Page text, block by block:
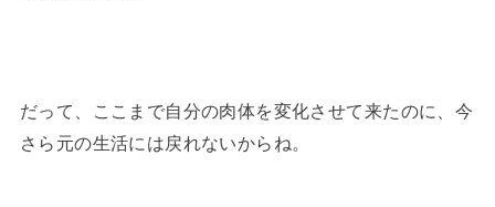
だって、ここまで自分の肉体を変化させて来たのに、今
さら元の生活には戻れないからね。